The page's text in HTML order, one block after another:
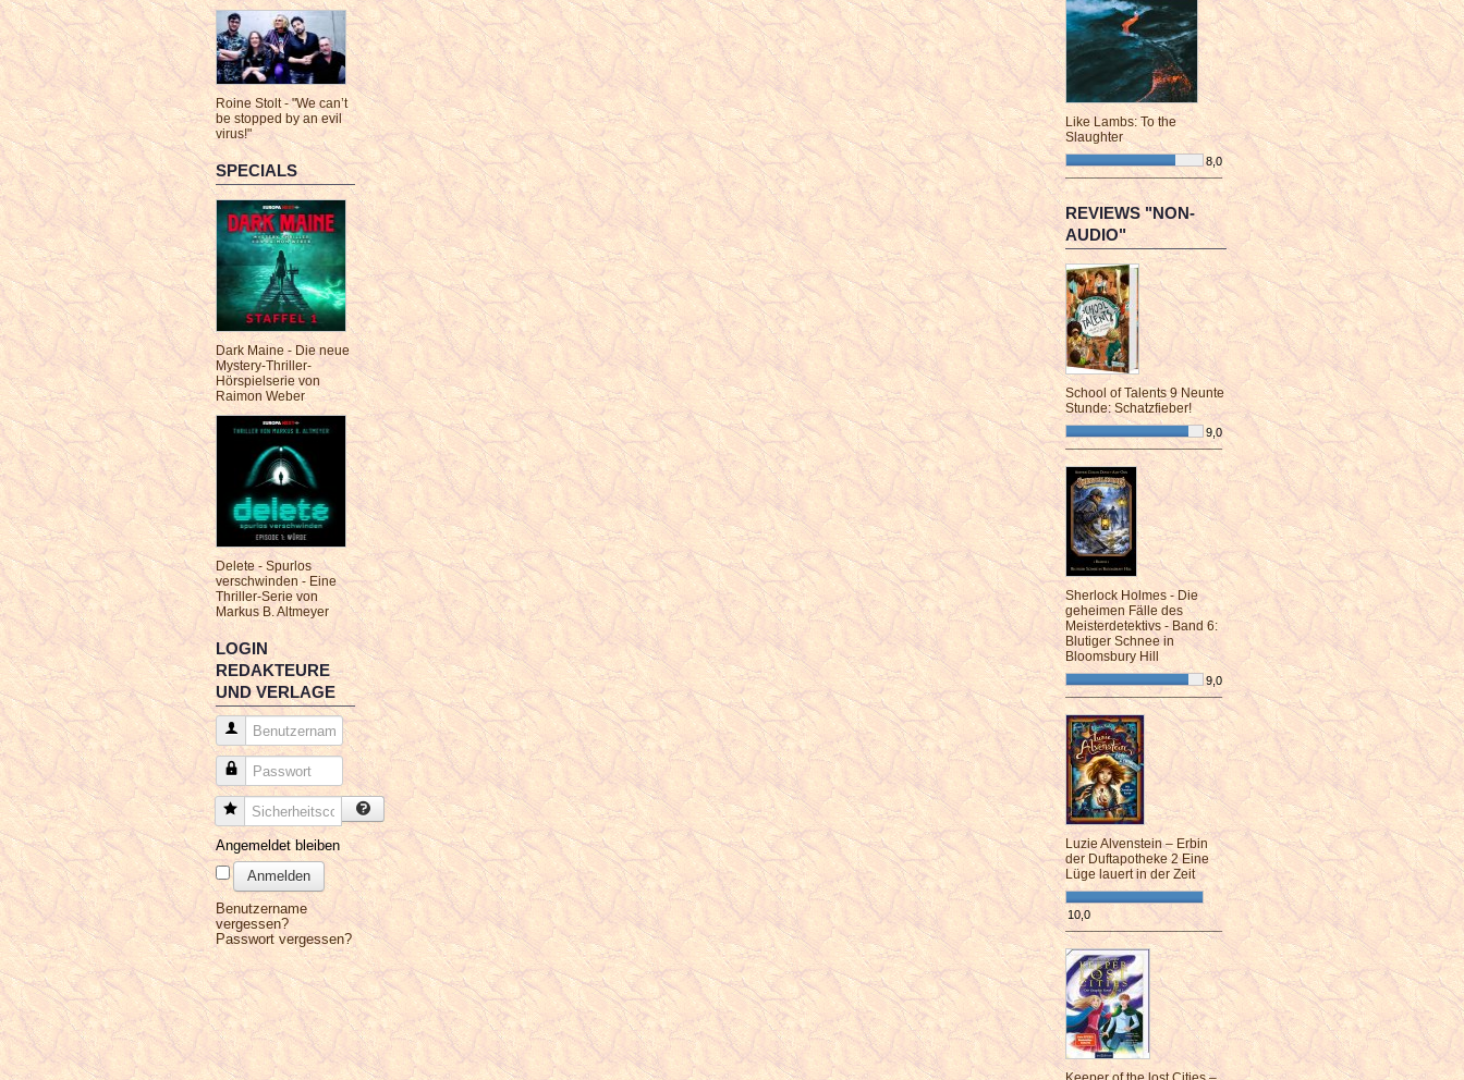
Roine Stolt - "We can’t
be stopped by an evil
virus!"
SPECIALS
Dark Maine - Die neue
Mystery-Thriller-
Hörspielserie von
Raimon Weber
Delete - Spurlos
verschwinden - Eine
Thriller-Serie von
Markus B. Altmeyer
LOGIN
REDAKTEURE
UND VERLAGE
Benutzername
Passwort
Sicherheitscode
Angemeldet bleiben
Anmelden
Benutzername
vergessen?
Passwort vergessen?
Like Lambs: To the
Slaughter
8,0
¯¯¯¯¯¯¯¯¯¯¯¯¯¯¯¯¯¯¯¯¯¯¯¯
REVIEWS "NON-
AUDIO"
School of Talents 9 Neunte
Stunde: Schatzfieber!
9,0
¯¯¯¯¯¯¯¯¯¯¯¯¯¯¯¯¯¯¯¯¯¯¯¯
Sherlock Holmes - Die
geheimen Fälle des
Meisterdetektivs - Band 6:
Blutiger Schnee in
Bloomsbury Hill
9,0
¯¯¯¯¯¯¯¯¯¯¯¯¯¯¯¯¯¯¯¯¯¯¯¯
Luzie Alvenstein – Erbin
der Duftapotheke 2 Eine
Lüge lauert in der Zeit
10,0
¯¯¯¯¯¯¯¯¯¯¯¯¯¯¯¯¯¯¯¯¯¯¯¯